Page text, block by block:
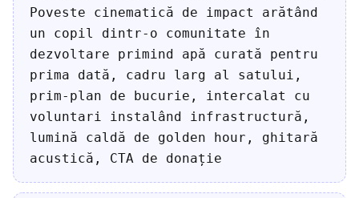
Poveste cinematică de impact arătând
un copil dintr-o comunitate în
dezvoltare primind apă curată pentru
prima dată, cadru larg al satului,
prim-plan de bucurie, intercalat cu
voluntari instalând infrastructură,
lumină caldă de golden hour, ghitară
acustică, CTA de donație